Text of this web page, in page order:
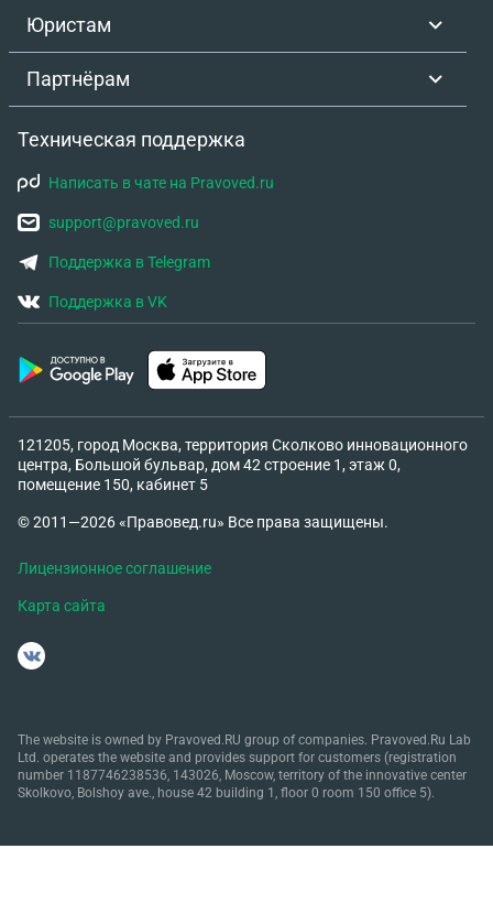
Юристам
Партнёрам
Техническая поддержка
Написать в чате на Pravoved.ru
support@pravoved.ru
Поддержка в Telegram
Поддержка в VK
121205, город Москва, территория Сколково инновационного
центра, Большой бульвар, дом 42 строение 1, этаж 0,
помещение 150, кабинет 5
© 2011—2026 «Правовед.ru» Все права защищены.
Лицензионное соглашение
Карта сайта
The website is owned by Pravoved.RU group of companies. Pravoved.Ru Lab
Ltd. operates the website and provides support for customers (registration
number 1187746238536, 143026, Moscow, territory of the innovative center
Skolkovo, Bolshoy ave., house 42 building 1, floor 0 room 150 office 5).